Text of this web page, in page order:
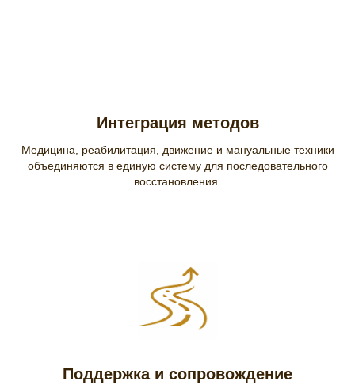
Интеграция методов
Медицина, реабилитация, движение и мануальные техники
объединяются в единую систему для последовательного
восстановления.
Поддержка и сопровождение